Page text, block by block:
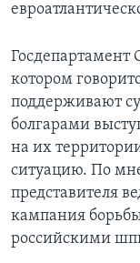
Госдепартамент
котором
поддерживают
болгарами
на их
ситуацию. По
представителя
кампания
российскими